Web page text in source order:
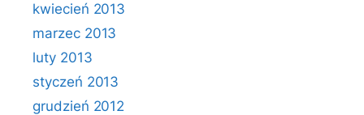
kwiecień 2013
marzec 2013
luty 2013
styczeń 2013
grudzień 2012